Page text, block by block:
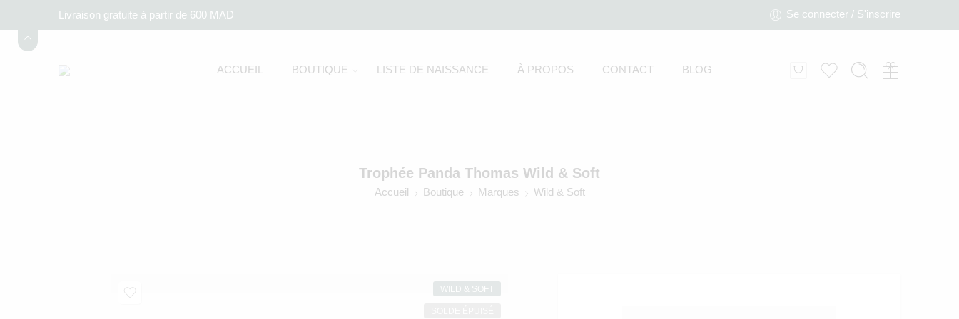
Livraison gratuite à partir de 600 MAD Se connecter / S'inscrire
ACCUEIL BOUTIQUE LISTE DE NAISSANCE À PROPOS CONTACT BLOG
Trophée Panda Thomas Wild & Soft
Accueil Boutique Marques Wild & Soft
WILD & SOFT